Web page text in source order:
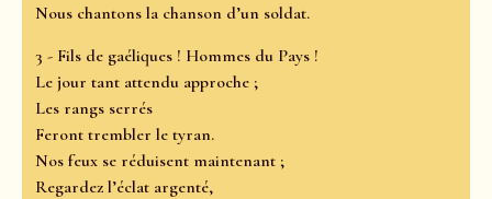
Nous chantons la chanson d’un soldat.
3 - Fils de gaéliques ! Hommes du Pays !
Le jour tant attendu approche ;
Les rangs serrés
Feront trembler le tyran.
Nos feux se réduisent maintenant ;
Regardez l’éclat argenté,